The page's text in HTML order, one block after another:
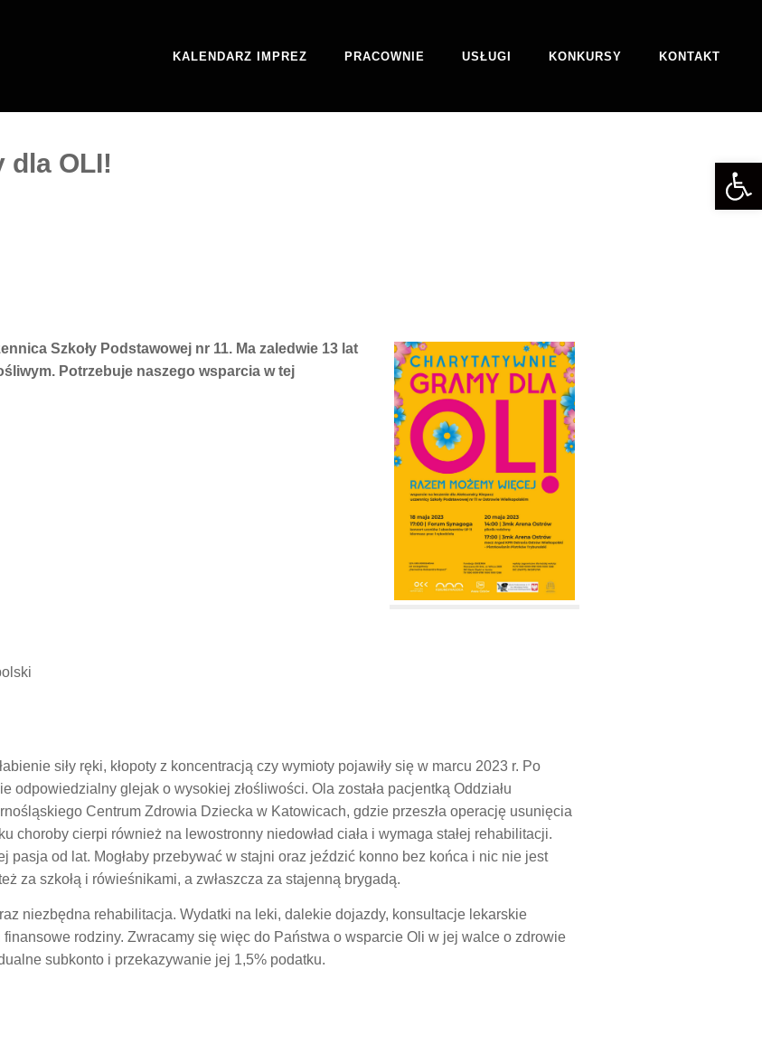
KALENDARZ IMPREZ PRACOWNIE USŁUGI KONKURSY KONTAKT
dla OLI!
Szkoły Podstawowej nr 11. Ma zaledwie 13 lat
Potrzebuje naszego wsparcia w tej
siły ręki, kłopoty z koncentracją czy wymioty pojawiły się w marcu 2023 r. Po
odpowiedzialny glejak o wysokiej złośliwości. Ola została pacjentką Oddziału
Centrum Zdrowia Dziecka w Katowicach, gdzie przeszła operację usunięcia
choroby cierpi również na lewostronny niedowład ciała i wymaga stałej rehabilitacji.
pasja od lat. Mogłaby przebywać w stajni oraz jeździć konno bez końca i nic nie jest
za szkołą i rówieśnikami, a zwłaszcza za stajenną brygadą.
niezbędna rehabilitacja. Wydatki na leki, dalekie dojazdy, konsultacje lekarskie
rodziny. Zwracamy się więc do Państwa o wsparcie Oli w jej walce o zdrowie
subkonto i przekazywanie jej 1,5% podatku.